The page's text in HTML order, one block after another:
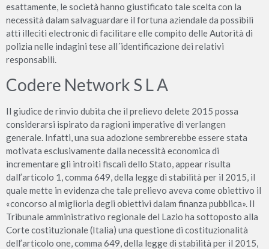
esattamente, le società hanno giustificato tale scelta con la
necessità dalam salvaguardare il fortuna aziendale da possibili
atti illeciti electronic di facilitare elle compito delle Autorità di
polizia nelle indagini tese all´identificazione dei relativi
responsabili.
Codere Network S L A
Il giudice de rinvio dubita che il prelievo delete 2015 possa
considerarsi ispirato da ragioni imperative di verlangen
generale. Infatti, una sua adozione sembrerebbe essere stata
motivata esclusivamente dalla necessità economica di
incrementare gli introiti fiscali dello Stato, appear risulta
dall’articolo 1, comma 649, della legge di stabilità per il 2015, il
quale mette in evidenza che tale prelievo aveva come obiettivo il
«concorso al miglioria degli obiettivi dalam finanza pubblica». Il
Tribunale amministrativo regionale del Lazio ha sottoposto alla
Corte costituzionale (Italia) una questione di costituzionalità
dell’articolo one, comma 649, della legge di stabilità per il 2015,